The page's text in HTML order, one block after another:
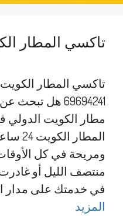
تاكسي المطار الكويت
69694241 هل
مطار الكويت
ومريحة في كل
منتصف الليل أو غادرت
في خدمتك على مدار
المزيد